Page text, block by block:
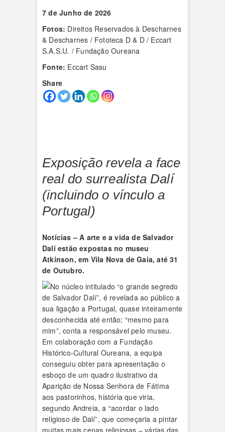
7 de Junho de 2026
Fotos: Direitos Reservados à Descharnes
& Descharnes / Fototeca D & D / Eccart
S.A.S.U. / Fundação Oureana
Fonte: Eccart Sasu
Share
Exposição revela a face
real do surrealista Dalí
(incluindo o vínculo a
Portugal)
Notícias – A arte e a vida de Salvador
Dalí estão expostas no museu
Atkinson, em Vila Nova de Gaia, até 31
de Outubro.